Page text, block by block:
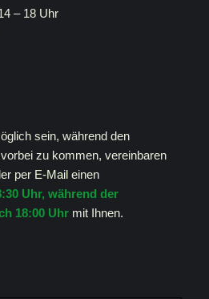
– 18 Uhr
sein, während den
zu kommen, vereinbaren
per E-Mail einen
Uhr, während der
18:00 Uhrmit Ihnen.